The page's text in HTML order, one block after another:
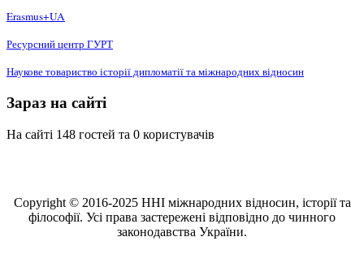
Erasmus+UA
Ресурсний центр ГУРТ
Наукове товариство історії дипломатії та міжнародних відносин
Зараз на сайті
На сайті 148 гостей та 0 користувачів
Copyright © 2016-2025 ННІ міжнародних відносин, історії та
філософії. Усі права застережені відповідно до чинного
законодавства України.